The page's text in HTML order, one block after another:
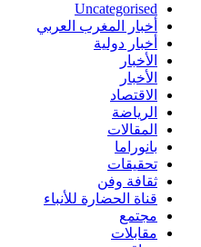
Uncategorised
أخبار المغرب العربي
أخبار دولية
الأخبار
الأخبار
الاقتصاد
الرياضة
المقالات
بانوراما
تحقيقات
ثقافة وفن
قناة الحضارة للأنباء
مجتمع
مقابلات